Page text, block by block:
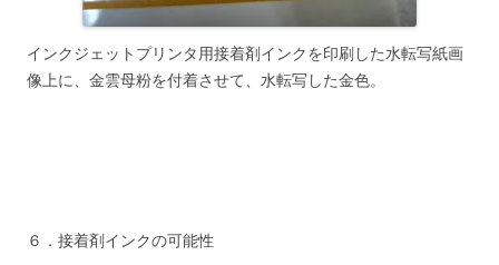
インクジェットプリンタ用接着剤インクを印刷した水転写紙画
像上に、金雲母粉を付着させて、水転写した金色。
６．接着剤インクの可能性